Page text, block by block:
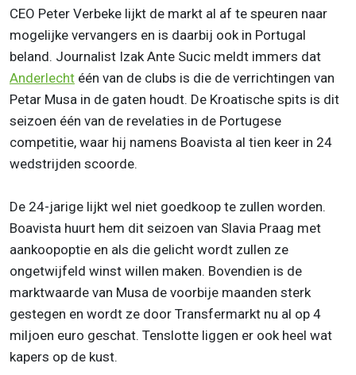
CEO Peter Verbeke lijkt de markt al af te speuren naar
mogelijke vervangers en is daarbij ook in Portugal
beland. Journalist Izak Ante Sucic meldt immers dat
Anderlecht één van de clubs is die de verrichtingen van
Petar Musa in de gaten houdt. De Kroatische spits is dit
seizoen één van de revelaties in de Portugese
competitie, waar hij namens Boavista al tien keer in 24
wedstrijden scoorde.
De 24-jarige lijkt wel niet goedkoop te zullen worden.
Boavista huurt hem dit seizoen van Slavia Praag met
aankoopoptie en als die gelicht wordt zullen ze
ongetwijfeld winst willen maken. Bovendien is de
marktwaarde van Musa de voorbije maanden sterk
gestegen en wordt ze door Transfermarkt nu al op 4
miljoen euro geschat. Tenslotte liggen er ook heel wat
kapers op de kust.